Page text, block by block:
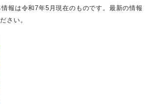
報は令和7年5月現在のものです。最新の情報
さい。